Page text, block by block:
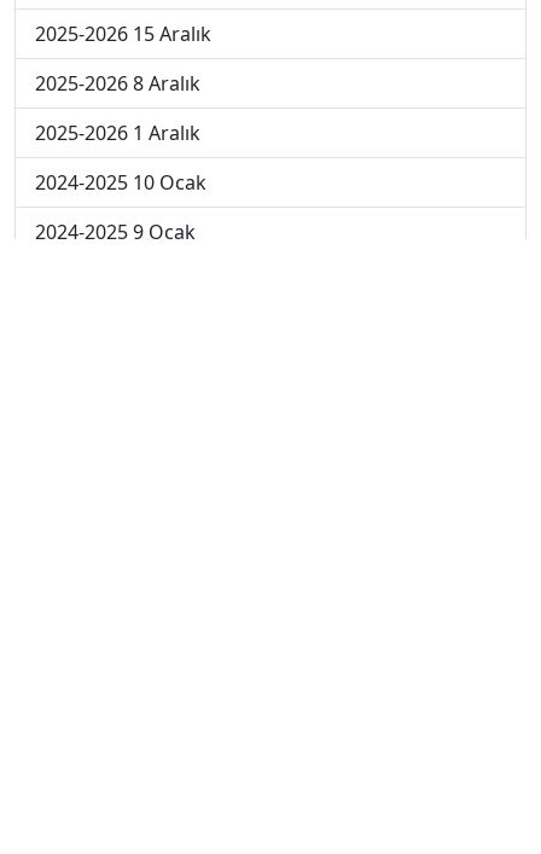
2025-2026 15 Aralık
2025-2026 8 Aralık
2025-2026 1 Aralık
2024-2025 10 Ocak
2024-2025 9 Ocak